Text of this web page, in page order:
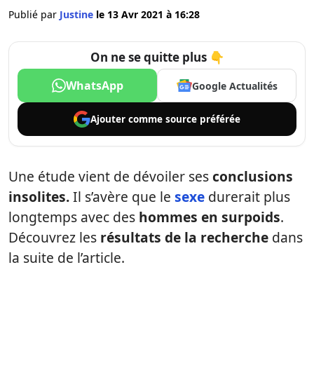
Publié par Justine le 13 Avr 2021 à 16:28
On ne se quitte plus 👇
WhatsApp Google Actualités
Ajouter comme source préférée
Une étude vient de dévoiler sesconclusions
insolites.Il s’avère que le sexe durerait plus
longtemps avec des hommes en surpoids.
Découvrez les résultats de la recherche dans
la suite de l’article.